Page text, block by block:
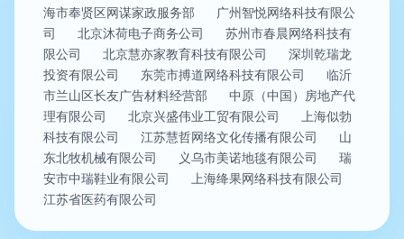
海市奉贤区网谋家政服务部
广州智悦网络科技有限公
司
北京沐荷电子商务公司
苏州市春晨网络科技有
限公司
北京慧亦家教育科技有限公司
深圳乾瑞龙
投资有限公司
东莞市搏道网络科技有限公司
临沂
市兰山区长友广告材料经营部
中原（中国）房地产代
理有限公司
北京兴盛伟业工贸有限公司
上海似勃
科技有限公司
江苏慧哲网络文化传播有限公司
山
东北牧机械有限公司
义乌市美诺地毯有限公司
瑞
安市中瑞鞋业有限公司
上海绛果网络科技有限公司
江苏省医药有限公司